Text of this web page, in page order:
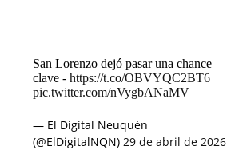
San Lorenzo dejó pasar una chance
clave - https://t.co/OBVYQC2BT6
pic.twitter.com/nVygbANaMV
— El Digital Neuquén
(@ElDigitalNQN) 29 de abril de 2026